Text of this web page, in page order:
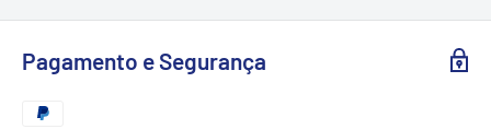
Pagamento e Segurança